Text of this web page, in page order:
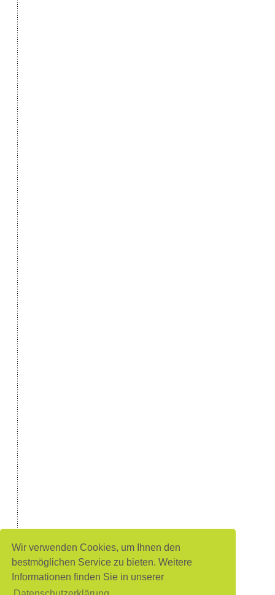
Wir verwenden Cookies, um Ihnen den
bestmöglichen Service zu bieten. Weitere
Informationen finden Sie in unserer